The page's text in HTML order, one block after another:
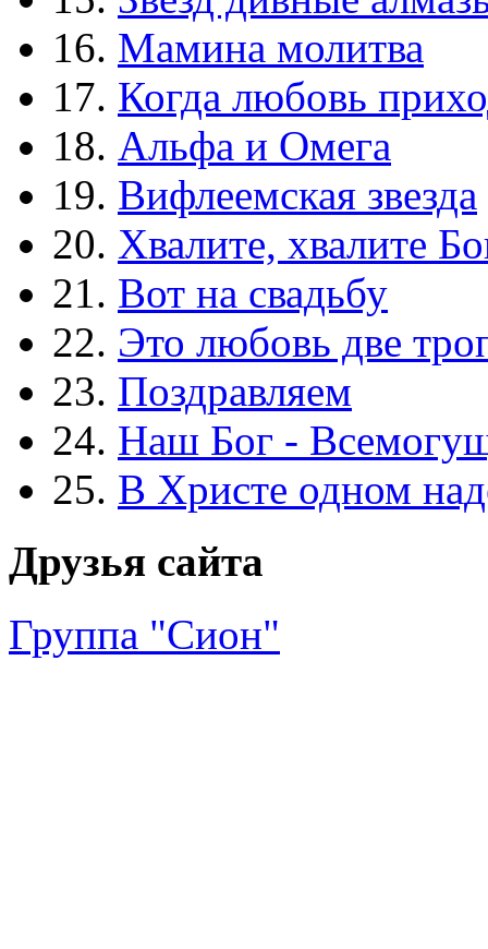
16. Мамина молитва
17. Когда любовь
18. Альфа и Омега
19. Вифлеемская звезда
20. Хвалите, хвалите
21. Вот на свадьбу
22. Это любовь две
23. Поздравляем
24. Наш Бог -
25. В Христе одном
Друзья сайта
Группа "Сион"